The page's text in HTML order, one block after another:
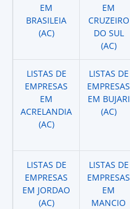
EM
BRASILEIA
(AC)
EM
CRUZEIRO
DO SUL
(AC)
LISTAS DE
EMPRESAS
EM
ACRELANDIA
(AC)
LISTAS DE
EMPRESAS
EM BUJARI
(AC)
LISTAS DE
EMPRESAS
EM JORDAO
(AC)
LISTAS DE
EMPRESAS
EM
MANCIO